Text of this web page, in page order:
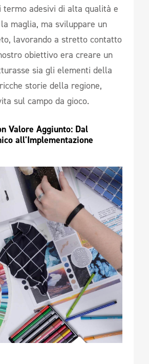
termo adesivi di alta qualità e
maglia, ma sviluppare un
lavorando a stretto contatto
obiettivo era creare un
sia gli elementi della
storie della regione,
sul campo da gioco.
Valore Aggiunto: Dal
all'Implementazione